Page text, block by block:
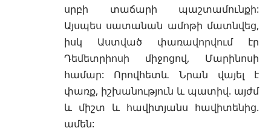
սրբի տաճարի պաշտամունքի:
Այսպես սատանան ամոթի մատնվեց,
իսկ Աստված փառավորվում էր
Դեմետրիոսի միջոցով, Մարինոսի
համար: Որովհետև Նրան վայել է
փառք, իշխանություն և պատիվ. այժմ
և միշտ և հավիտյանս հավիտենից.
ամեն: